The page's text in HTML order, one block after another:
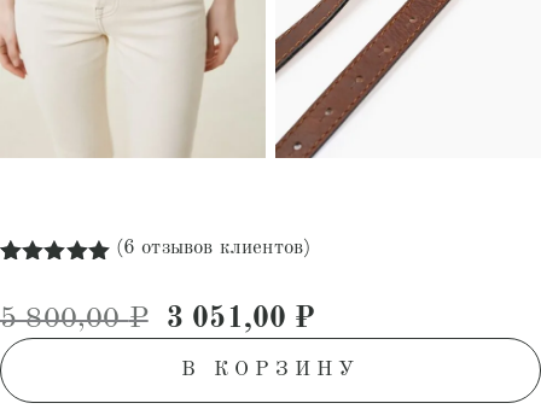
на основе
опроса
пользователей
(6 отзывов клиентов)
5 800,00₽ Первоначальная цена
3 051,00 ₽
В КОРЗИНУ